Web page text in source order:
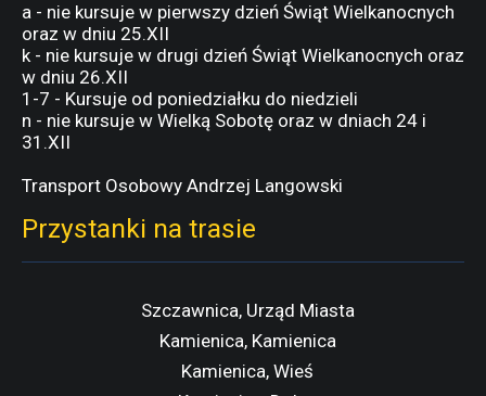
a - nie kursuje w pierwszy dzień Świąt Wielkanocnych
oraz w dniu 25.XII
k - nie kursuje w drugi dzień Świąt Wielkanocnych oraz
w dniu 26.XII
1-7 - Kursuje od poniedziałku do niedzieli
n - nie kursuje w Wielką Sobotę oraz w dniach 24 i
31.XII
Transport Osobowy Andrzej Langowski
Przystanki na trasie
Szczawnica, Urząd Miasta
Kamienica, Kamienica
Kamienica, Wieś